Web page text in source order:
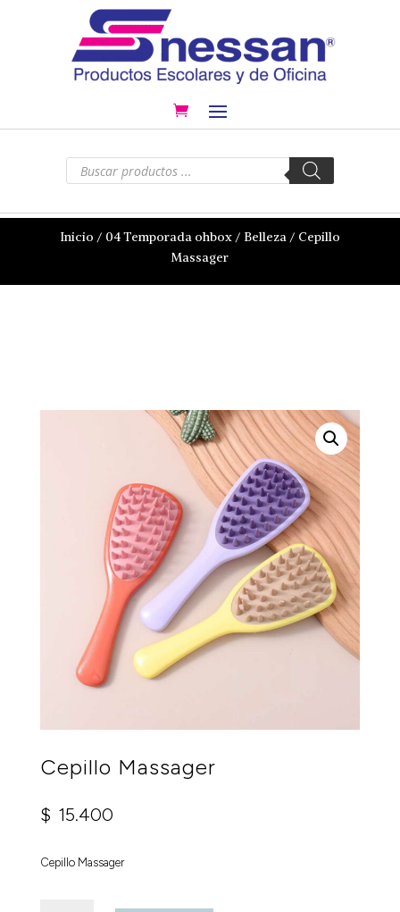
Búsqueda
productos
Inicio / 04 Temporada ohbox/ Belleza / Cepillo
Massager
Cepillo Massager
$ 15.400
Cepillo Massager